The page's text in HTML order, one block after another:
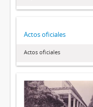
Actos oficiales
Actos oficiales